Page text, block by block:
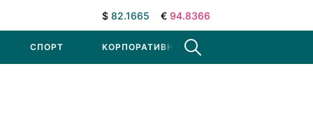
$ 82.1665 € 94.8366
СПОРТ КОРПОРАТИВНЫЕ НОВОСТИ